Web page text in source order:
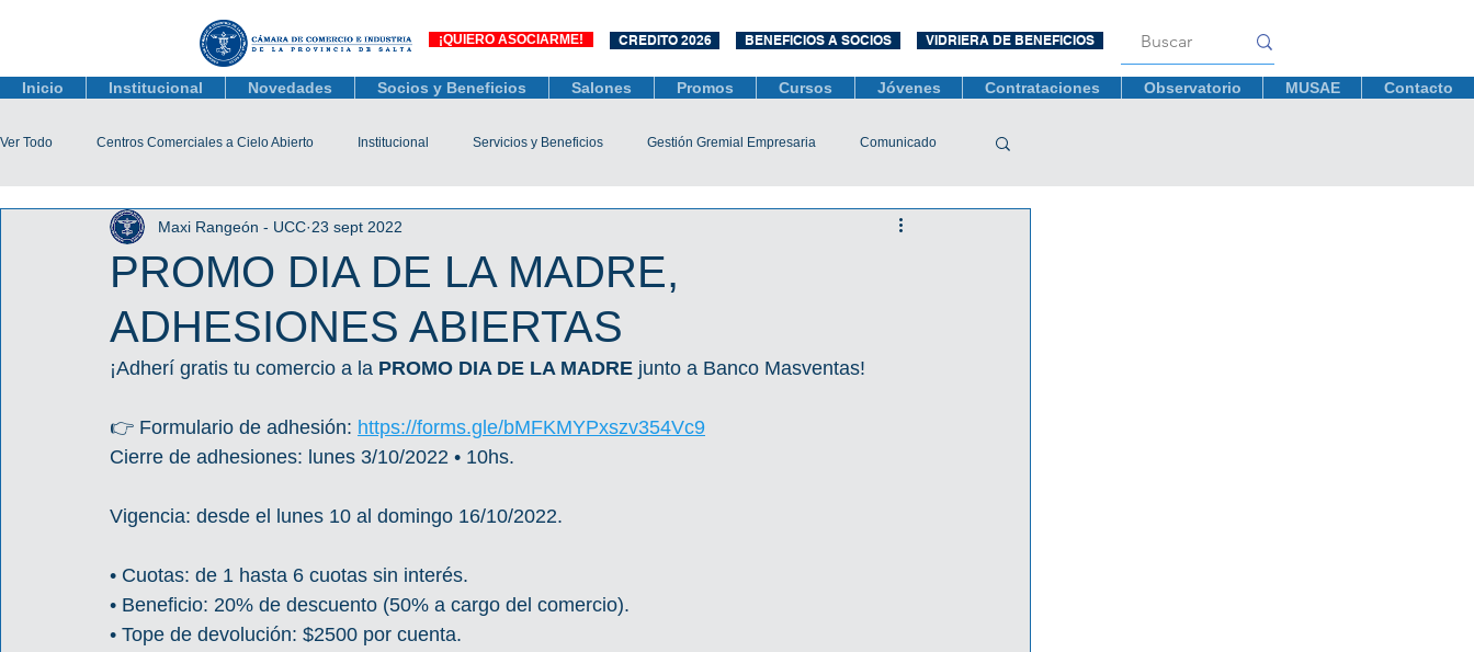
¡QUIERO ASOCIARME! CREDITO 2026 BENEFICIOS A SOCIOS VIDRIERA DE BENEFICIOS
Inicio Institucional Novedades Socios y Beneficios Salones Promos Cursos Jóvenes Contrataciones Observatorio MUSAE Contacto
Ver Todo Centros Comerciales a Cielo Abierto Institucional Servicios y Beneficios Gestión Gremial Empresaria Comunicado
Actualidad Comercial Capacitación y Eventos Observatorio Económico
Tienda Salta Salta Black Friday Jóvenes Mujeres Empresarias Mediación
PROMO DIA DE LA MADRE,
ADHESIONES ABIERTAS
Maxi Rangeón - UCC 23 sept 2022
¡Adherí gratis tu comercio a la PROMO DIA DE LA MADRE junto a Banco Masventas!
👉 Formulario de adhesión: https://forms.gle/bMFKMYPxszv354Vc9
Cierre de adhesiones: lunes 3/10/2022 • 10hs.
Vigencia: desde el lunes 10 al domingo 16/10/2022.
• Cuotas: de 1 hasta 6 cuotas sin interés.
• Beneficio: 20% de descuento (50% a cargo del comercio).
• Tope de devolución: $2500 por cuenta.